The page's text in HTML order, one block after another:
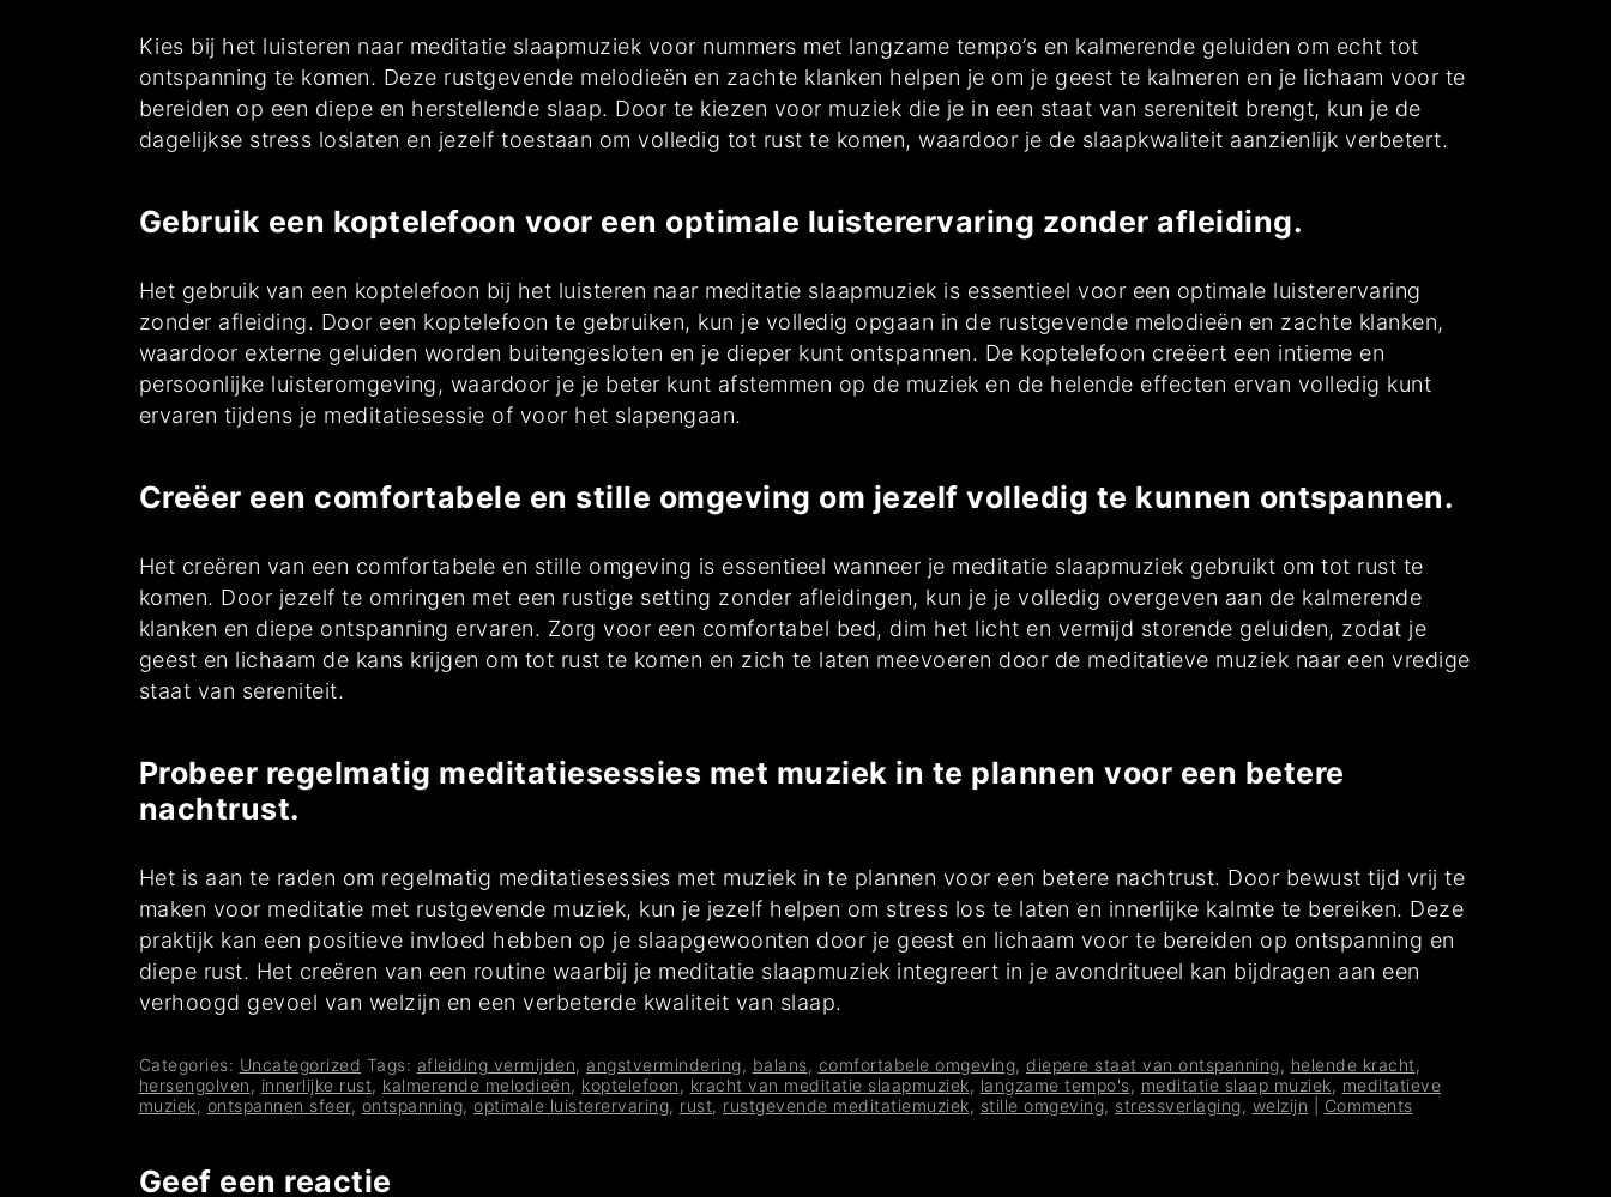
Kies bij het luisteren naar meditatie slaapmuziek voor nummers met langzame tempo’s en kalmerende geluiden om echt tot
ontspanning te komen. Deze rustgevende melodieën en zachte klanken helpen je om je geest te kalmeren en je lichaam voor te
bereiden op een diepe en herstellende slaap. Door te kiezen voor muziek die je in een staat van sereniteit brengt, kun je de
dagelijkse stress loslaten en jezelf toestaan om volledig tot rust te komen, waardoor je de slaapkwaliteit aanzienlijk verbetert.
Gebruik een koptelefoon voor een optimale luisterervaring zonder afleiding.
Het gebruik van een koptelefoon bij het luisteren naar meditatie slaapmuziek is essentieel voor een optimale luisterervaring
zonder afleiding. Door een koptelefoon te gebruiken, kun je volledig opgaan in de rustgevende melodieën en zachte klanken,
waardoor externe geluiden worden buitengesloten en je dieper kunt ontspannen. De koptelefoon creëert een intieme en
persoonlijke luisteromgeving, waardoor je je beter kunt afstemmen op de muziek en de helende effecten ervan volledig kunt
ervaren tijdens je meditatiesessie of voor het slapengaan.
Creëer een comfortabele en stille omgeving om jezelf volledig te kunnen ontspannen.
Het creëren van een comfortabele en stille omgeving is essentieel wanneer je meditatie slaapmuziek gebruikt om tot rust te
komen. Door jezelf te omringen met een rustige setting zonder afleidingen, kun je je volledig overgeven aan de kalmerende
klanken en diepe ontspanning ervaren. Zorg voor een comfortabel bed, dim het licht en vermijd storende geluiden, zodat je
geest en lichaam de kans krijgen om tot rust te komen en zich te laten meevoeren door de meditatieve muziek naar een vredige
staat van sereniteit.
Probeer regelmatig meditatiesessies met muziek in te plannen voor een betere
nachtrust.
Het is aan te raden om regelmatig meditatiesessies met muziek in te plannen voor een betere nachtrust. Door bewust tijd vrij te
maken voor meditatie met rustgevende muziek, kun je jezelf helpen om stress los te laten en innerlijke kalmte te bereiken. Deze
praktijk kan een positieve invloed hebben op je slaapgewoonten door je geest en lichaam voor te bereiden op ontspanning en
diepe rust. Het creëren van een routine waarbij je meditatie slaapmuziek integreert in je avondritueel kan bijdragen aan een
verhoogd gevoel van welzijn en een verbeterde kwaliteit van slaap.
Categories: Uncategorized Tags: afleiding vermijden, angstvermindering, balans, comfortabele omgeving,diepere staat van ontspanning, helende kracht ,
hersengolven , innerlijke rust, kalmerende melodieën, koptelefoon , kracht van meditatie slaapmuziek, langzame tempo's, meditatie slaap muziek, meditatieve
muziek, ontspannen sfeer, ontspanning,optimale luisterervaring, rust, rustgevende meditatiemuziek, stille omgeving, stressverlaging, welzijn Comments
Geef een reactie